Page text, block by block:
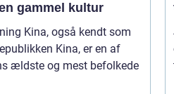
gammel kultur
kendt som
Kina, er en af
ældste og mest befolkede